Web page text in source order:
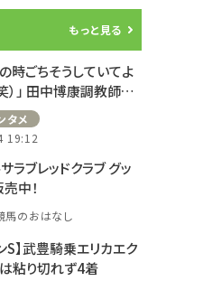
もっと見る
時ごちそうしていてよ
）」 田中博康調教師と
での思い出を語る
タメ
19:12
ラブレッドクラブ グッ
中！
馬のおはなし
S】武豊騎乗エリカエク
粘り切れず4着